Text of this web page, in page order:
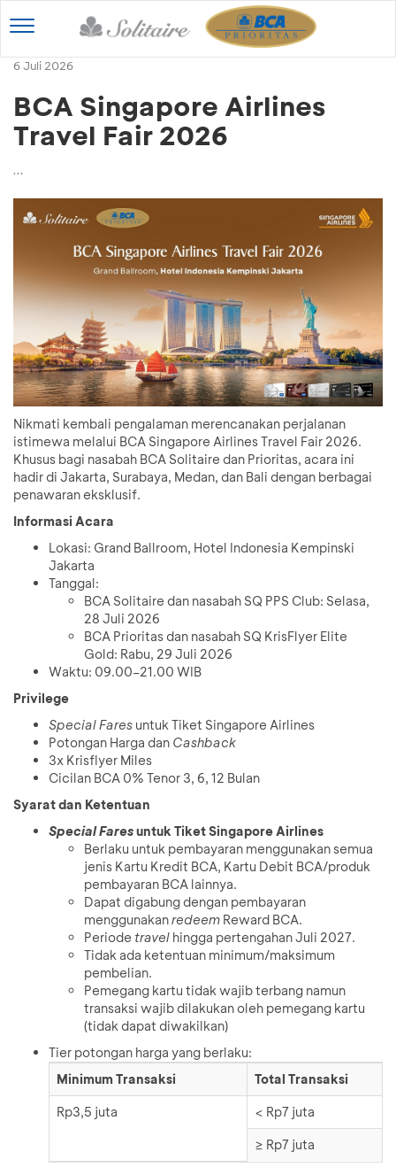
6 Juli 2026
BCA Singapore Airlines
Travel Fair 2026
...
Nikmati kembali pengalaman merencanakan perjalanan
istimewa melalui BCA Singapore Airlines Travel Fair 2026.
Khusus bagi nasabah BCA Solitaire dan Prioritas, acara ini
hadir di Jakarta, Surabaya, Medan, dan Bali dengan berbagai
penawaran eksklusif.
Informasi Acara
Lokasi: Grand Ballroom, Hotel Indonesia Kempinski
Jakarta
Tanggal:
BCA Solitaire dan nasabah SQ PPS Club: Selasa,
28 Juli 2026
BCA Prioritas dan nasabah SQ KrisFlyer Elite
Gold: Rabu, 29 Juli 2026
Waktu: 09.00–21.00 WIB
Privilege
Special Fares untuk Tiket Singapore Airlines
Potongan Harga dan Cashback
3x Krisflyer Miles
Cicilan BCA 0% Tenor 3, 6, 12 Bulan
Syarat dan Ketentuan
Special Faresuntuk Tiket Singapore Airlines
Berlaku untuk pembayaran menggunakan semua
jenis Kartu Kredit BCA, Kartu Debit BCA/produk
pembayaran BCA lainnya.
Dapat digabung dengan pembayaran
menggunakanredeem Reward BCA.
Periode travel hingga pertengahan Juli 2027.
Tidak ada ketentuan minimum/maksimum
pembelian.
Pemegang kartu tidak wajib terbang namun
transaksi wajib dilakukan oleh pemegang kartu
(tidak dapat diwakilkan)
Tier potongan harga yang berlaku:
Minimum Transaksi
Total Transaksi
Rp3,5 juta
< Rp7 juta
≥ Rp7 juta